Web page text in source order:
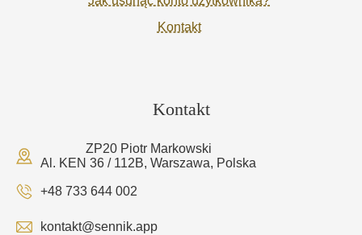
Kontakt
Kontakt
ZP20 Piotr Markowski
Al. KEN 36 / 112B, Warszawa, Polska
+48 733 644 002
kontakt@sennik.app